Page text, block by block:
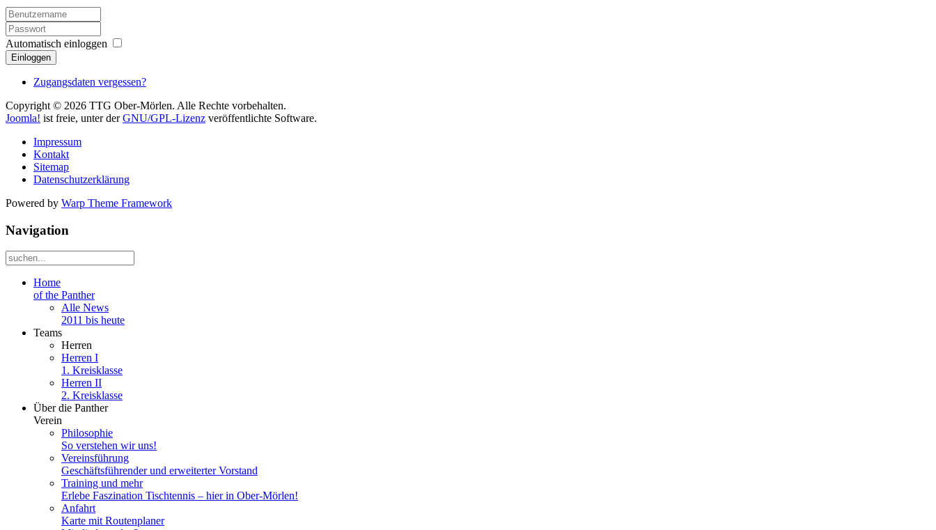
Automatisch einloggen
Einloggen
Zugangsdaten vergessen?
Copyright © 2026 TTG Ober-Mörlen. Alle Rechte vorbehalten.
Joomla! ist freie, unter derGNU/GPL-Lizenz veröffentlichte Software.
Impressum
Kontakt
Sitemap
Datenschutzerklärung
Powered by Warp Theme Framework
Navigation
Home
of the Panther
Alle News
2011 bis heute
Teams
Herren
Herren I
1. Kreisklasse
Herren II
2. Kreisklasse
Über die Panther
Verein
Philosophie
So verstehen wir uns!
Vereinsführung
Geschäftsführender und erweiterter Vorstand
Training und mehr
Erlebe Faszination Tischtennis – hier in Ober-Mörlen!
Anfahrt
Karte mit Routenplaner